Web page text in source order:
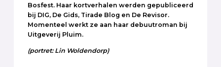
Bosfest. Haar kortverhalen werden gepubliceerd
bij DIG, De Gids, Tirade Blog en De Revisor.
Momenteel werkt ze aan haar debuutroman bij
Uitgeverij Pluim.
(portret: Lin Woldendorp)